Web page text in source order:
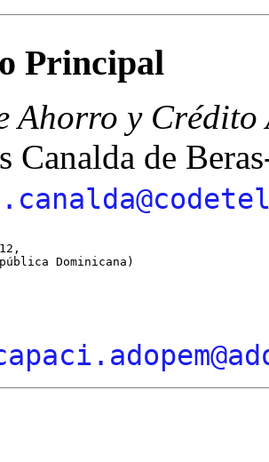
Principal
Ahorro y Crédito
Canalda de
Dominicana)